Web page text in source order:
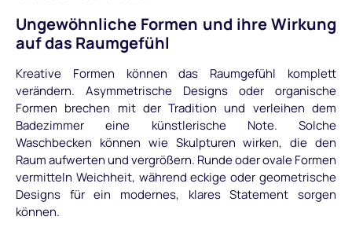
Ungewöhnliche Formen und ihre Wirkung
auf das Raumgefühl
Kreative Formen können das Raumgefühl komplett
verändern. Asymmetrische Designs oder organische
Formen brechen mit der Tradition und verleihen dem
Badezimmer eine künstlerische Note. Solche
Waschbecken können wie Skulpturen wirken, die den
Raum aufwerten und vergrößern. Runde oder ovale Formen
vermitteln Weichheit, während eckige oder geometrische
Designs für ein modernes, klares Statement sorgen
können.